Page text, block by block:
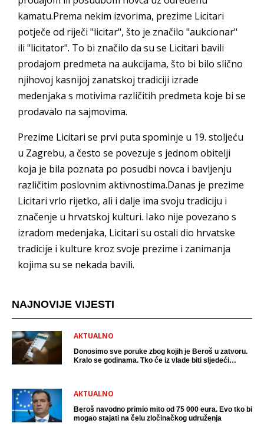
kamatu.Prema nekim izvorima, prezime Licitari
potječe od riječi "licitar", što je značilo "aukcionar"
ili "licitator". To bi značilo da su se Licitari bavili
prodajom predmeta na aukcijama, što bi bilo slično
njihovoj kasnijoj zanatskoj tradiciji izrade
medenjaka s motivima različitih predmeta koje bi se
prodavalo na sajmovima.
Prezime Licitari se prvi puta spominje u 19. stoljeću
u Zagrebu, a često se povezuje s jednom obitelji
koja je bila poznata po posudbi novca i bavljenju
različitim poslovnim aktivnostima.Danas je prezime
Licitari vrlo rijetko, ali i dalje ima svoju tradiciju i
značenje u hrvatskoj kulturi. Iako nije povezano s
izradom medenjaka, Licitari su ostali dio hrvatske
tradicije i kulture kroz svoje prezime i zanimanja
kojima su se nekada bavili.
NAJNOVIJE VIJESTI
AKTUALNO
Donosimo sve poruke zbog kojih je Beroš u zatvoru.
Kralo se godinama. Tko će iz vlade biti sljedeći
AKTUALNO
Beroš navodno primio mito od 75 000 eura. Evo tko bi
mogao stajati na čelu zločinačkog udruženja